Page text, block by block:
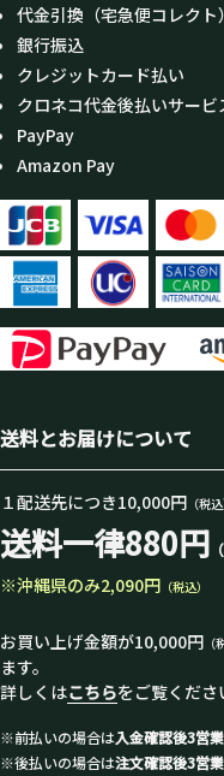
代金引換（宅急便コレクト）
銀行振込
クレジットカード払い
クロネコ代金後払いサービ
PayPay
Amazon Pay
送料とお届けについて
１配送先につき10,000円 （税込
送料一律880円
※沖縄県のみ2,090円 （税込）
お買い上げ金額が10,000円 （
ます。
詳しくはこちらをご覧くださ
※前払いの場合は入金確認後3営
※後払いの場合は注文確認後3営